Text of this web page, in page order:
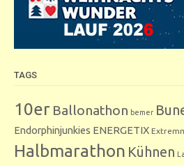
TAGS
10er Ballonathon bemer
Endorphinjunkies ENERGETIX
Halbmarathon Kühnen